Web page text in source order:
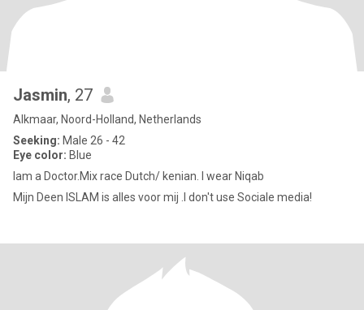
Jasmin, 27
Alkmaar, Noord-Holland, Netherlands
Seeking: Male 26 - 42
Eye color: Blue
Iam a Doctor.Mix race Dutch/ kenian. I wear Niqab
Mijn Deen ISLAM is alles voor mij .I don't use Sociale media!